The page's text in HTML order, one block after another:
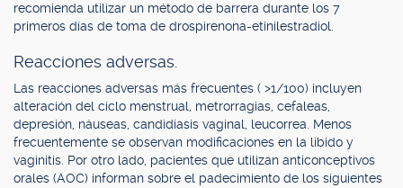
recomienda utilizar un método de barrera durante los 7
primeros días de toma de drospirenona-etinilestradiol.
Reacciones adversas.
Las reacciones adversas más frecuentes ( >1/100) incluyen
alteración del ciclo menstrual, metrorragias, cefaleas,
depresión, náuseas, candidiasis vaginal, leucorrea. Menos
frecuentemente se observan modificaciones en la libido y
vaginitis. Por otro lado, pacientes que utilizan anticonceptivos
orales (AOC) informan sobre el padecimiento de los siguientes